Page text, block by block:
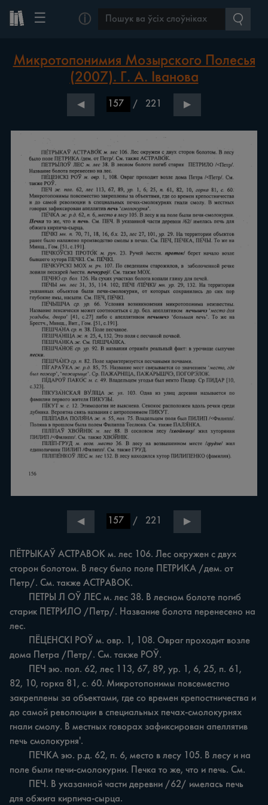
☰ ⓘ
Микротопонимия Мозырского Полесья
(2007). Г. А. Іванова
◀ / 221 ▶
◀ / 221 ▶
ПЁТРЫКАЎ ACTPABOK м. лес 106. Лес окружен с двух
сторон болотом. В лесу было поле ПЕТРИКА /дем. от
Петр/. См. также АСТРАВОК.
старик ПЕТРИЛО /Петр/. Название болота перенесено на
лес.
дома Петра /Петр/. См. также РОЎ.
82, 10, горка 81, с. 60. Микротопонимы повсеместно
закреплены за объектами, где со времен крепостничества и
до самой революции в специальных печах-смолокурнях
гнали смолу. В местных говорах зафиксирован апеллятив
печь смолокурня'.
поле были печи-смолокурни. Печка то же, что и печь. См.
для обжига кирпича-сырца.